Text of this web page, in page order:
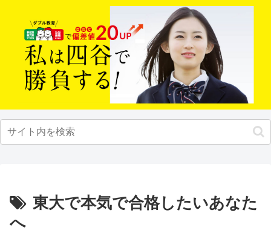
東大で本気で合格したいあなた
へ